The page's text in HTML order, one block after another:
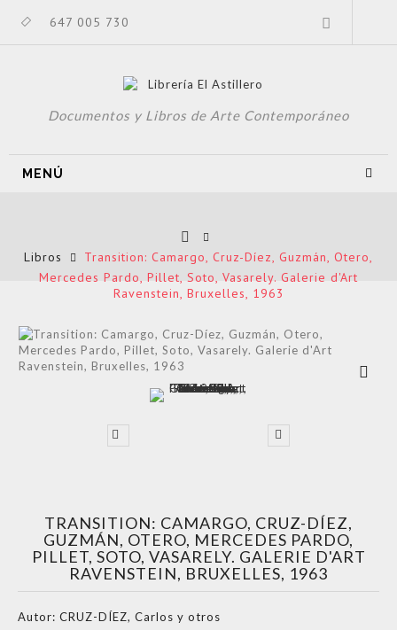
647 005 730
Documentos y Libros de Arte Contemporáneo
MENÚ
Libros
Transition: Camargo, Cruz-Díez, Guzmán, Otero,
Mercedes Pardo, Pillet, Soto, Vasarely. Galerie d'Art
Ravenstein, Bruxelles, 1963
TRANSITION: CAMARGO, CRUZ-DÍEZ,
GUZMÁN, OTERO, MERCEDES PARDO,
PILLET, SOTO, VASARELY. GALERIE D'ART
RAVENSTEIN, BRUXELLES, 1963
Autor: CRUZ-DÍEZ, Carlos y otros